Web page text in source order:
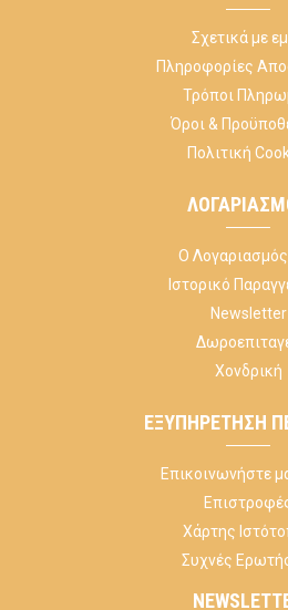
Σχετικά με
Πληροφορίες
Τρόποι
Όροι &
Πολιτική
Ο
Ιστορικό
Newsletter
Χονδρική
ΕΞΥΠΗΡΈΤΗΣΗ
Επικοινωνήστε
Χάρτης
Συχνές